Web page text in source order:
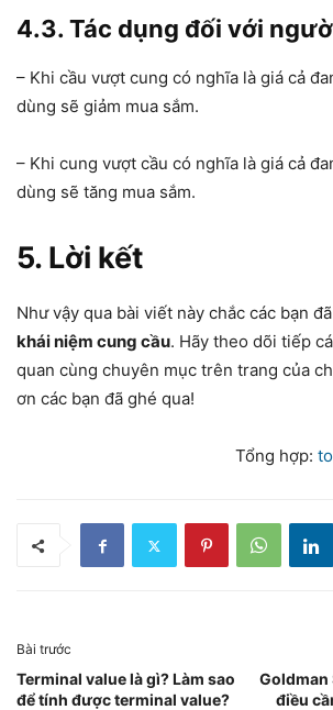
4.3. Tác dụng đối với
– Khi cầu vượt cung có nghĩa là giá cả
dùng sẽ giảm mua sắm.
– Khi cung vượt cầu có nghĩa là giá cả
dùng sẽ tăng mua sắm.
5. Lời kết
Như vậy qua bài viết này chắc các bạn
khái niệm cung cầu. Hãy theo dõi tiếp
quan cùng chuyên mục trên trang của
ơn các bạn đã ghé qua!
Tổng hợp:
Bài trước
Terminal value là gì? Làm sao
để tính được terminal value?
Goldman
điều